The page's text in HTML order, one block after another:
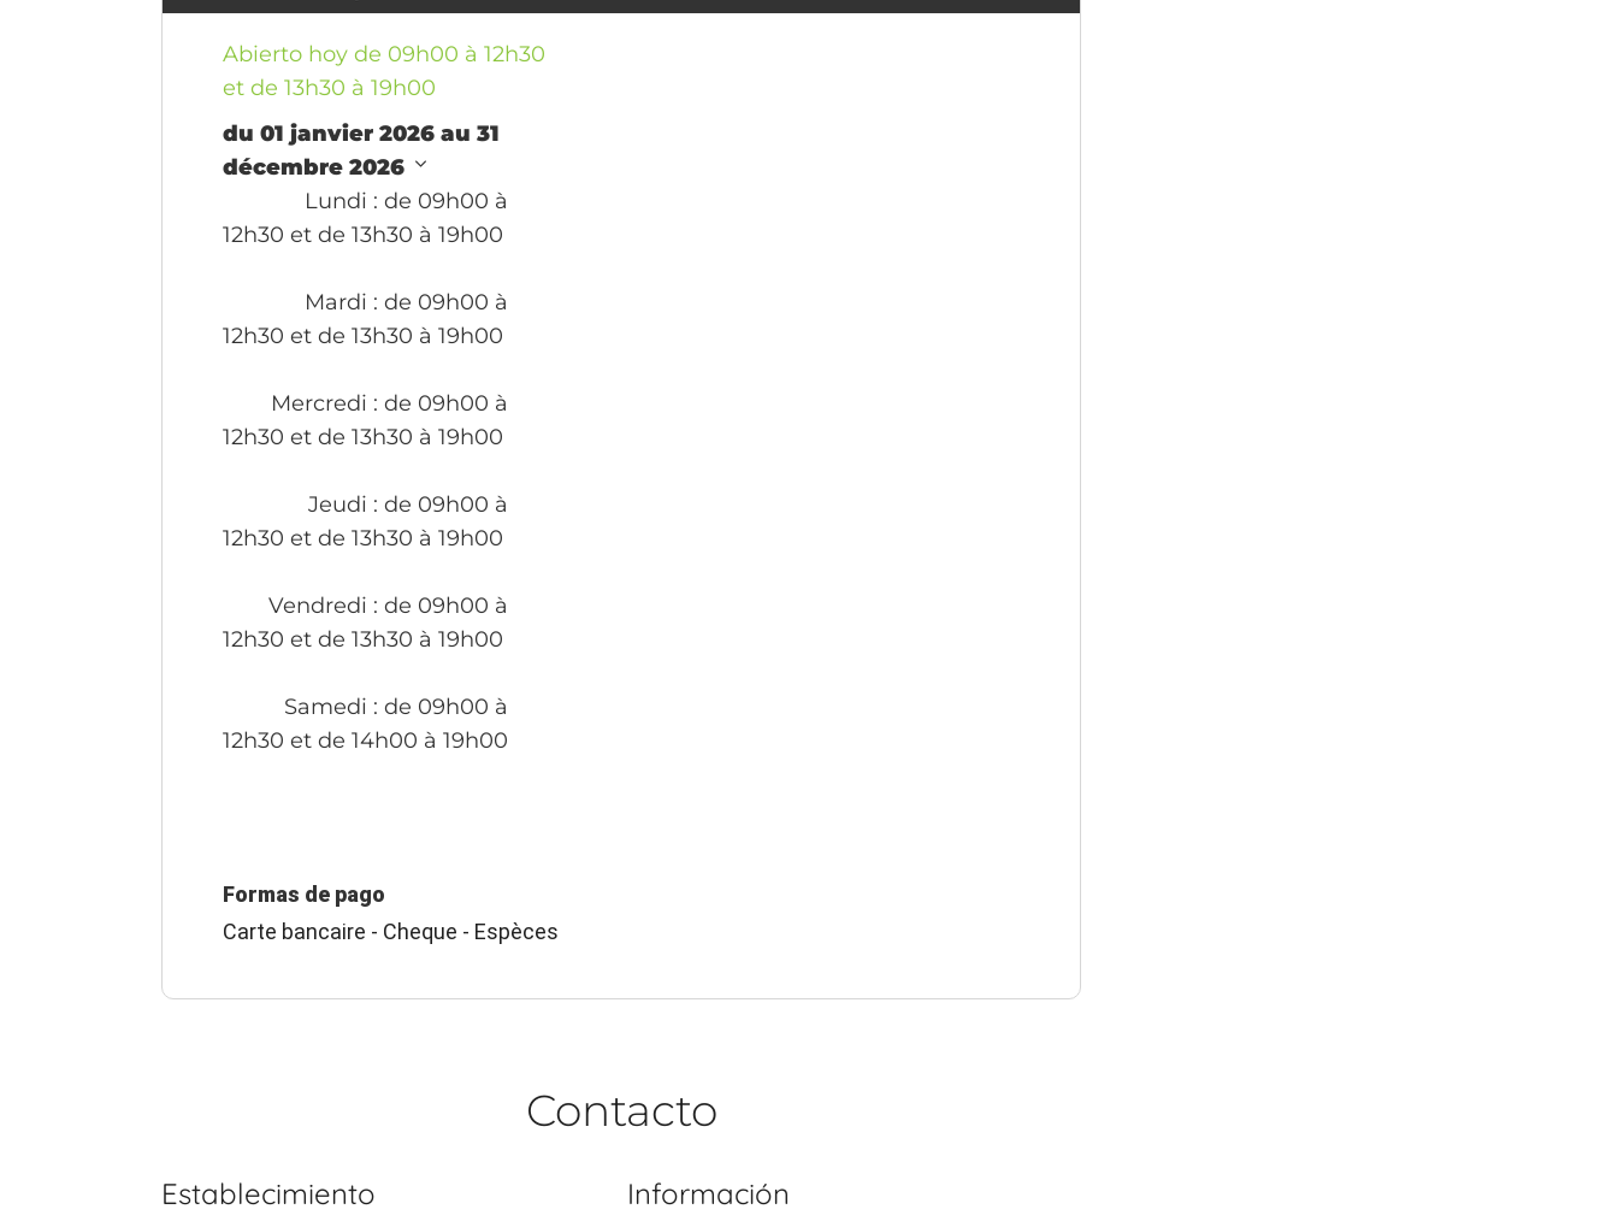
Abierto hoy de 09h00 à 12h30
et de 13h30 à 19h00
du 01 janvier 2026 au 31
décembre 2026
Lundi : de 09h00 à
12h30 et de 13h30 à 19h00
Mardi : de 09h00 à
12h30 et de 13h30 à 19h00
Mercredi : de 09h00 à
12h30 et de 13h30 à 19h00
Jeudi : de 09h00 à
12h30 et de 13h30 à 19h00
Vendredi : de 09h00 à
12h30 et de 13h30 à 19h00
Samedi : de 09h00 à
12h30 et de 14h00 à 19h00
Formas de pago
Carte bancaire - Cheque - Espèces
Contacto
Establecimiento Información